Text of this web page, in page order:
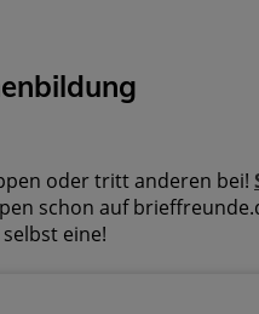
oder tritt anderen bei!
schon auf
eine!